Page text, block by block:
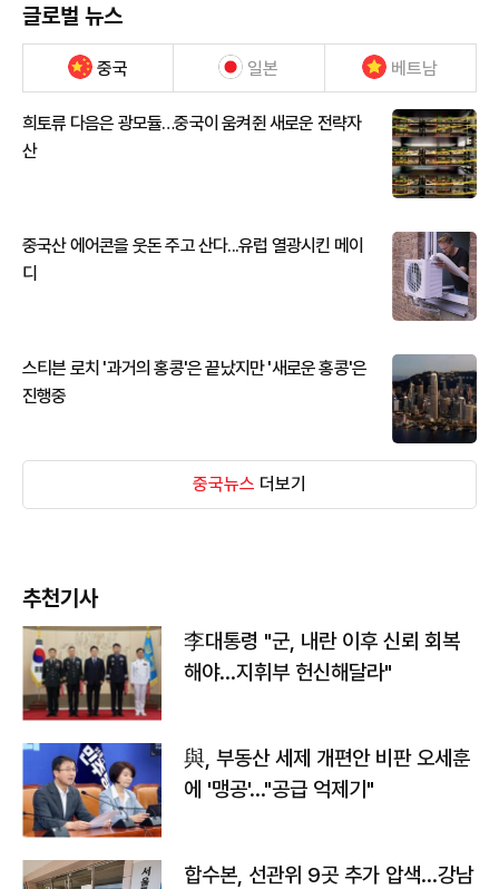
글로벌 뉴스
중국 일본 베트남
희토류 다음은 광모듈…중국이 움켜쥔 새로운 전략자
산
중국산 에어콘을 웃돈 주고 산다...유럽 열광시킨 메이
디
스티븐 로치 '과거의 홍콩'은 끝났지만 '새로운 홍콩'은
진행중
중국뉴스 더보기
추천기사
李대통령 "군, 내란 이후 신뢰 회복
해야…지휘부 헌신해달라"
與, 부동산 세제 개편안 비판 오세훈
에 '맹공'…"공급 억제기"
합수본, 선관위 9곳 추가 압색…강남